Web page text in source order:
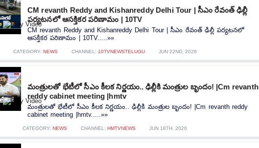
CM revanth Reddy and Kishanreddy Delhi Tour | సీఎం రేవంత్ ఢిల్లీ
పర్యటనలో ఆసక్తికర పరిణామం | 10TV
CM revanth Reddy and Kishanreddy Delhi Tour | సీఎం రేవంత్ ఢిల్లీ పర్యటనలో
ఆసక్తికర పరిణామం | 10TV.....»»
CATEGORY: NEWS CHANNEL: 10TVNEWSTELUGU JUN 22ND, 2026
మంత్రులతో భేటీలో సీఎం కీలక నిర్ణయం.. ఢిల్లీకి మంత్రుల బృందం! |Cm revanth
reddy cabinet meeting |hmtv
మంత్రులతో భేటీలో సీఎం కీలక నిర్ణయం.. ఢిల్లీకి మంత్రుల బృందం! |Cm revanth reddy
cabinet meeting |hmtv.....»»
CATEGORY: NEWS CHANNEL: HMTVNEWS JUN 18TH, 2026